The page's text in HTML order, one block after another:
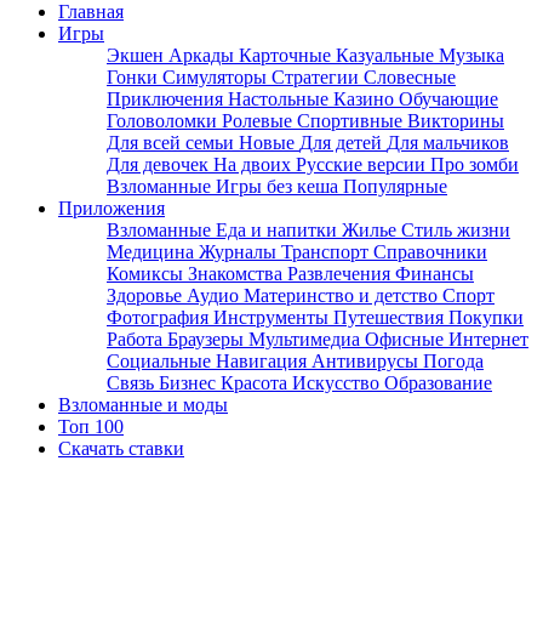
Главная
Игры
Экшен Аркады Карточные Казуальные Музыка
Гонки Симуляторы Стратегии Словесные
Приключения Настольные Казино Обучающие
Головоломки Ролевые Спортивные Викторины
Для всей семьи Новые Для детей Для мальчиков
Для девочек На двоих Русские версии Про зомби
Взломанные Игры без кеша Популярные
Приложения
Взломанные Еда и напитки Жилье Стиль жизни
Медицина Журналы Транспорт Справочники
Комиксы Знакомства Развлечения Финансы
Здоровье Аудио Материнство и детство Спорт
Фотография Инструменты Путешествия Покупки
Работа Браузеры Мультимедиа Офисные Интернет
Социальные Навигация Антивирусы Погода
Связь Бизнес Красота Искусство Образование
Взломанные и моды
Топ 100
Скачать ставки